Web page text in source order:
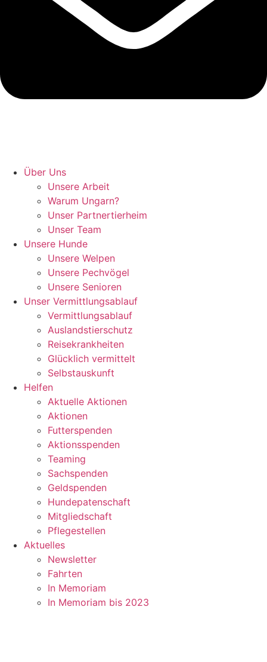
Über Uns
Unsere Arbeit
Warum Ungarn?
Unser Partnertierheim
Unser Team
Unsere Hunde
Unsere Welpen
Unsere Pechvögel
Unsere Senioren
Unser Vermittlungsablauf
Vermittlungsablauf
Auslandstierschutz
Reisekrankheiten
Glücklich vermittelt
Selbstauskunft
Helfen
Aktuelle Aktionen
Aktionen
Futterspenden
Aktionsspenden
Teaming
Sachspenden
Geldspenden
Hundepatenschaft
Mitgliedschaft
Pflegestellen
Aktuelles
Newsletter
Fahrten
In Memoriam
In Memoriam bis 2023